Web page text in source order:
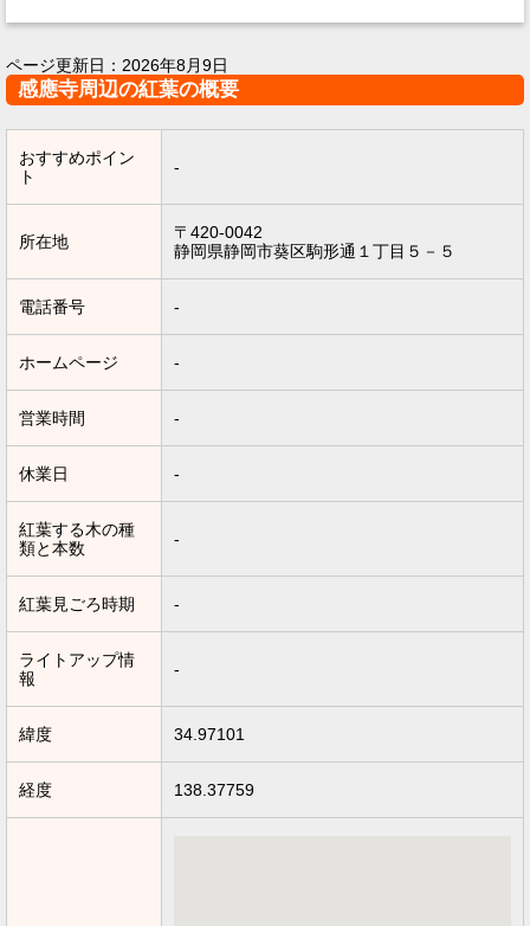
ページ更新日： 2026年8月9日
感應寺周辺の紅葉の概要
おすすめポイン
ト
-
所在地
〒420-0042
静岡県静岡市葵区駒形通１丁目５－５
電話番号 -
ホームページ -
営業時間 -
休業日 -
紅葉する木の種
類と本数
-
紅葉見ごろ時期 -
ライトアップ情
報
-
緯度 34.97101
経度 138.37759